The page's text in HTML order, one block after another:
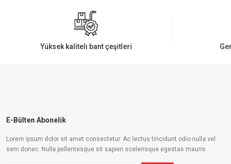
Ürün resmi kalitesiz, bozuk veya görüntülenemiyor.
Ürün açıklamasında eksik bilgiler bulunuyor.
Yüksek kaliteli bant çeşitleri
E-Bülten Abonelik
Lorem ipsum dolor sit amet consectetur. Ac lectus tincidunt odio nulla vel
sem donec. Nulla pellentesque sit sapien scelerisque egestas mauris.